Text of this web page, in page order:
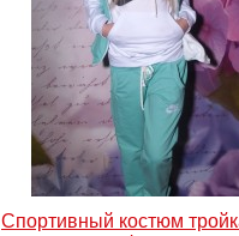
Спортивный костюм